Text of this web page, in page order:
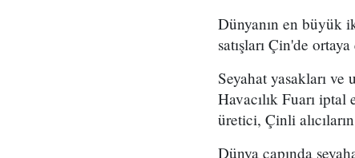
Dünyanın en büyük
satışları Çin'de
Seyahat yasakları ve
Havacılık Fuarı
üretici, Çinli
Dünya çapında